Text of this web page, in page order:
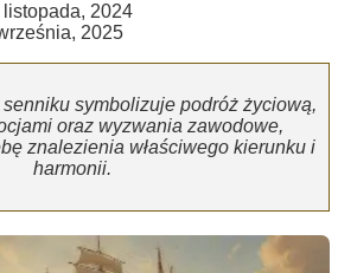
2024
2025
symbolizuje podróż życiową,
oraz wyzwania zawodowe,
znalezienia właściwego kierunku i
harmonii.